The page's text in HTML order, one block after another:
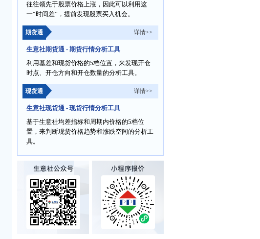
往往领先于股票价格上涨，因此可以利用这
一“时间差”，提前发现股票买入机会。
期货通 详情>>
生意社期货通 - 期货行情分析工具
利用基差和现货价格的5档位置，来发现开仓
时点、开仓方向和开仓数量的分析工具。
现货通 详情>>
生意社现货通 - 现货行情分析工具
基于生意社均差指标和周期内价格的5档位
置，来判断现货价格趋势和涨跌空间的分析工
具。